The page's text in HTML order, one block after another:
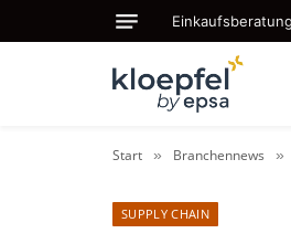
Einkaufsberatung
Start » Branchennews »
SUPPLY CHAIN